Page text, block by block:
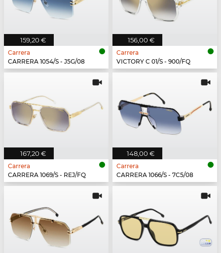
159,20 €
Carrera
CARRERA 1054/S - J5G/08
156,00 €
Carrera
VICTORY C 01/S - 900/FQ
167,20 €
Carrera
CARRERA 1069/S - REJ/FQ
148,00 €
Carrera
CARRERA 1066/S - 7C5/08